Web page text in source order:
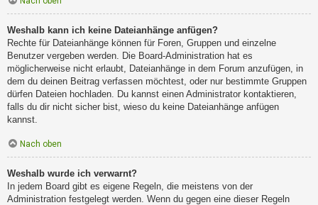
Weshalb kann ich keine Dateianhänge anfügen?
Rechte für Dateianhänge können für Foren, Gruppen und einzelne
Benutzer vergeben werden. Die Board-Administration hat es
möglicherweise nicht erlaubt, Dateianhänge in dem Forum anzufügen, in
dem du deinen Beitrag verfassen möchtest, oder nur bestimmte Gruppen
dürfen Dateien hochladen. Du kannst einen Administrator kontaktieren,
falls du dir nicht sicher bist, wieso du keine Dateianhänge anfügen
kannst.
Nach oben
Weshalb wurde ich verwarnt?
In jedem Board gibt es eigene Regeln, die meistens von der
Administration festgelegt werden. Wenn du gegen eine dieser Regeln